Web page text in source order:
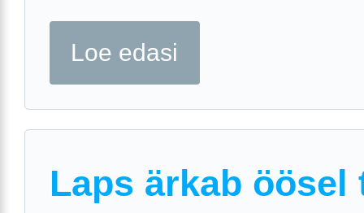
Loe edasi
Laps ärkab öösel